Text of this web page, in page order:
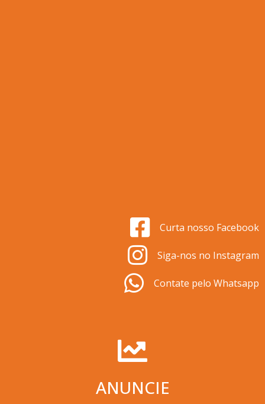
Curta nosso Facebook
Siga-nos no Instagram
Contate pelo Whatsapp
ANUNCIE